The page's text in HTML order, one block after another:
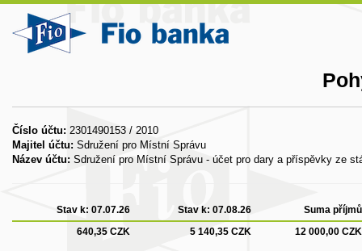
Číslo účtu: 2301490153 / 2010
Majitel účtu: Sdružení pro Místní Správu
Název účtu: Sdružení pro Místní Správu - účet pro dary a příspěvky ze
Stav k: 07.07.26 Stav k: 07.08.26
Suma příjmů
640,35 CZK
5 140,35 CZK 12 000,00 CZK